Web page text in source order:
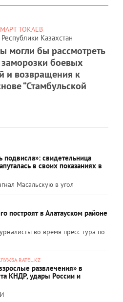
ТОКАЕВ
Казахстан
могли бы рассмотреть
заморозки боевых
и возвращения к
“Стамбульской
подвисла»: свидетельница
в своих показаниях в
Масальскую в угол
построят в Алатауском районе
во время пресс-тура по
RATEL.KZ
развлечения» в
КНДР, удары России и